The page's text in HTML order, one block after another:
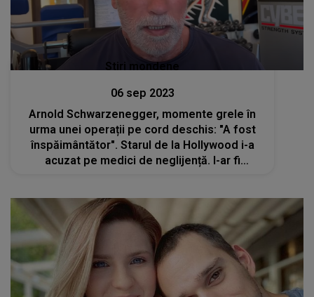
Stiri mondene
06 sep 2023
Arnold Schwarzenegger, momente grele în
urma unei operații pe cord deschis: "A fost
înspăimântător". Starul de la Hollywood i-a
acuzat pe medici de neglijență. I-ar fi